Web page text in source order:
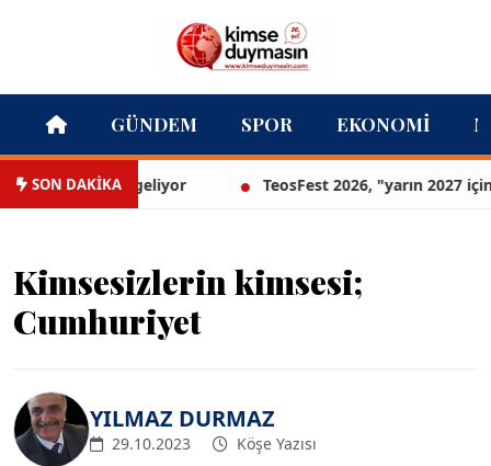
GÜNDEM SPOR EKONOMI
SON DAKİKA
parkı geliyor TeosFest 2026, "yarın 2027 için
Kimsesizlerin kimsesi;
Cumhuriyet
YILMAZ DURMAZ
29.10.2023 Köşe Yazısı